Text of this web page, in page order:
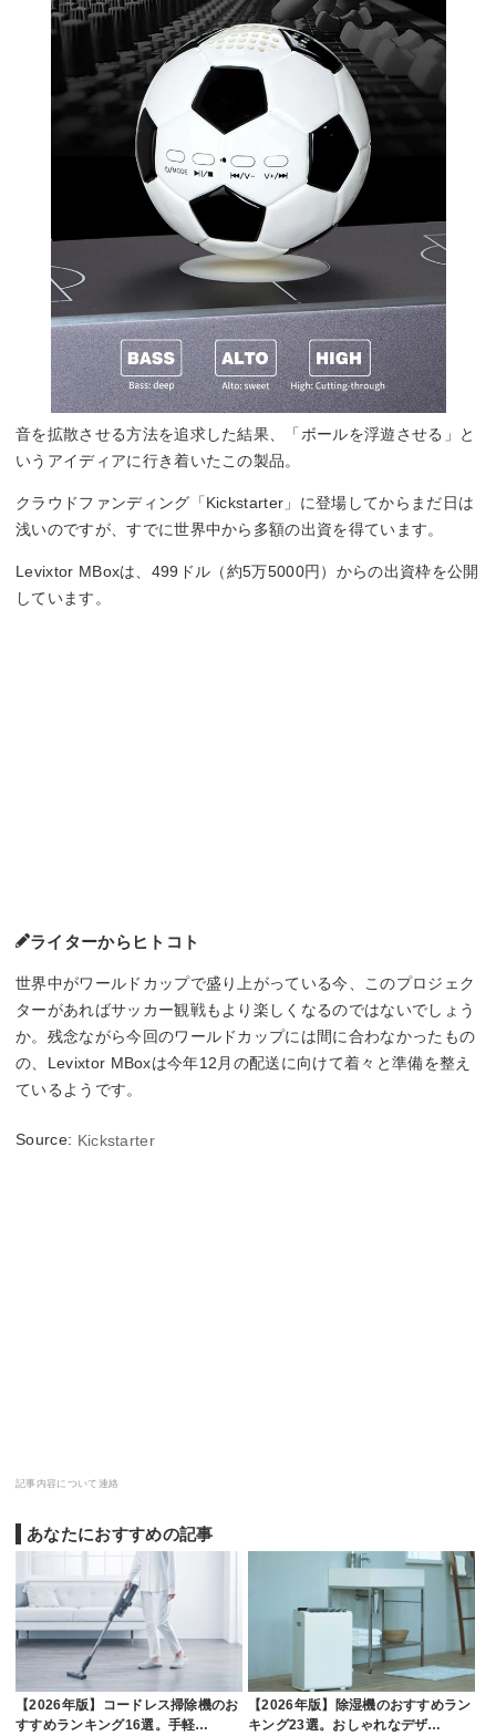
音を拡散させる方法を追求した結果、「ボールを浮遊させる」と
いうアイディアに行き着いたこの製品。
クラウドファンディング「Kickstarter」に登場してからまだ日は
浅いのですが、すでに世界中から多額の出資を得ています。
Levixtor MBoxは、499ドル（約5万5000円）からの出資枠を公開
しています。
ライターからヒトコト
世界中がワールドカップで盛り上がっている今、このプロジェク
ターがあればサッカー観戦もより楽しくなるのではないでしょう
か。残念ながら今回のワールドカップには間に合わなかったもの
の、Levixtor MBoxは今年12月の配送に向けて着々と準備を整え
ているようです。
Source: Kickstarter
記事内容について連絡
あなたにおすすめの記事
【2026年版】コードレス掃除機のお
すすめランキング16選。手軽…
【2026年版】除湿機のおすすめラン
キング23選。おしゃれなデザ…